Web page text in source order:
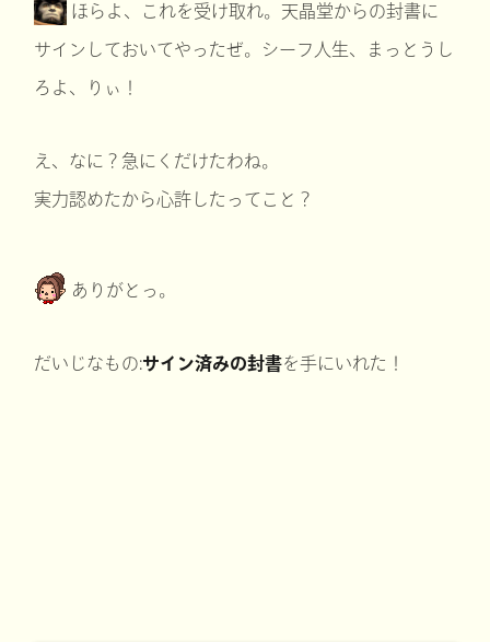
ほらよ、これを受け取れ。天晶堂からの封書に
サインしておいてやったぜ。シーフ人生、まっとうし
ろよ、りぃ！
え、なに？急にくだけたわね。
実力認めたから心許したってこと？
ありがとっ。
だいじなもの:サイン済みの封書を手にいれた！